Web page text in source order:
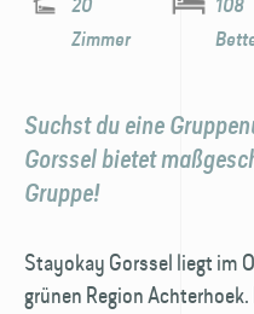
20
Zimmer
108
Suchst du eine
Gorssel bietet
Gruppe!
Stayokay Gorssel liegt im
grünen Region